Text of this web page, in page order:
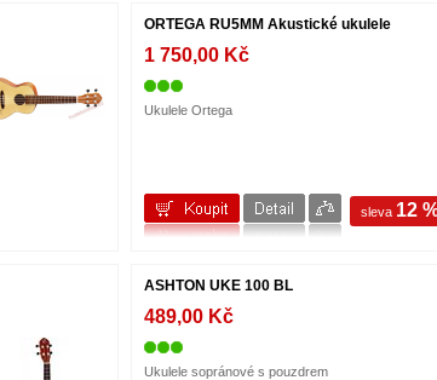
ORTEGA RU5MM Akustické ukulele
1 750,00 Kč
Ukulele Ortega
sleva 12
ASHTON UKE 100 BL
489,00 Kč
Ukulele sopránové s pouzdrem